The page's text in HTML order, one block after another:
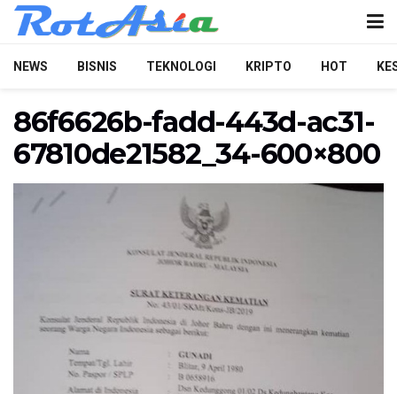
NEWS BISNIS TEKNOLOGI KRIPTO HOT
86f6626b-fadd-443d-ac31-
67810de21582_34-600×800